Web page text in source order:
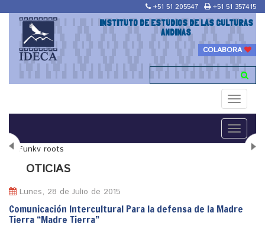
+51 51 205547 +51 51 357415
INSTITUTO DE ESTUDIOS DE LAS CULTURAS
ANDINAS
COLABORA
Toggle
Toggle
OTICIAS
Lunes, 28 de Julio de 2015
Comunicación Intercultural Para la defensa de la Madre
Tierra “Madre Tierra”